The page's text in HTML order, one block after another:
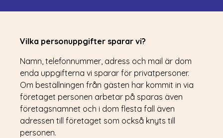
Vilka personuppgifter sparar vi?
Namn, telefonnummer, adress och mail är dom
enda uppgifterna vi sparar för privatpersoner.
Om beställningen från gästen har kommit in via
företaget personen arbetar på sparas även
företagsnamnet och i dom flesta fall även
adressen till företaget som också knyts till
personen.